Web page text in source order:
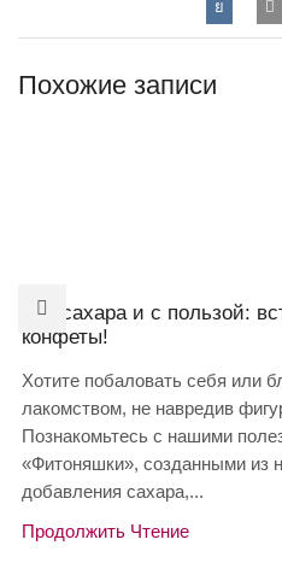
Похожие записи
Без сахара и с пользой:
конфеты!
Хотите побаловать себя или
лакомством, не навредив
Познакомьтесь с нашими
«Фитоняшки», созданными из
добавления сахара,...
Продолжить Чтение